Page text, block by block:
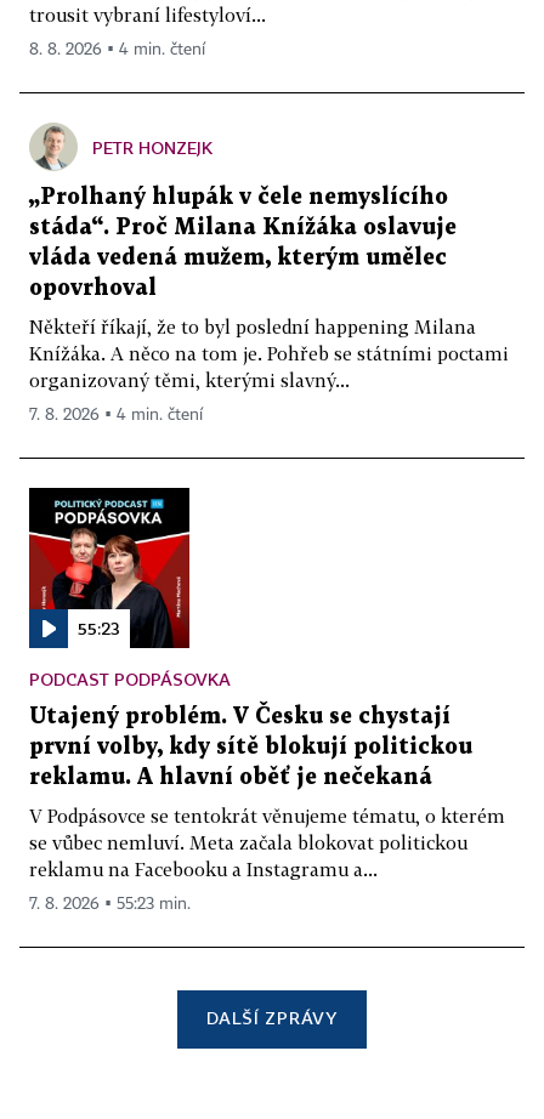
trousit vybraní lifestyloví...
8. 8. 2026 ▪ 4 min. čtení
PETR HONZEJK
„Prolhaný hlupák v čele nemyslícího
stáda“. Proč Milana Knížáka oslavuje
vláda vedená mužem, kterým umělec
opovrhoval
Někteří říkají, že to byl poslední happening Milana
Knížáka. A něco na tom je. Pohřeb se státními poctami
organizovaný těmi, kterými slavný...
7. 8. 2026 ▪ 4 min. čtení
55:23
PODCAST PODPÁSOVKA
Utajený problém. V Česku se chystají
první volby, kdy sítě blokují politickou
reklamu. A hlavní oběť je nečekaná
V Podpásovce se tentokrát věnujeme tématu, o kterém
se vůbec nemluví. Meta začala blokovat politickou
reklamu na Facebooku a Instagramu a...
7. 8. 2026 ▪ 55:23 min.
DALŠÍ ZPRÁVY